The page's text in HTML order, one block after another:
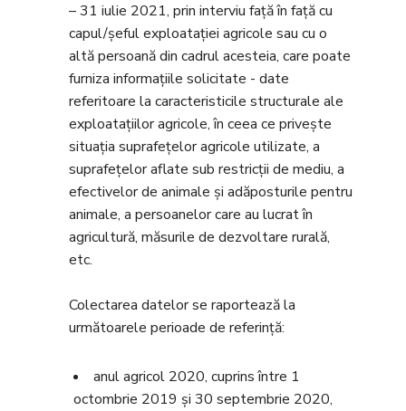
– 31 iulie 2021, prin interviu față în față cu
capul/şeful exploataţiei agricole sau cu o
altă persoană din cadrul acesteia, care poate
furniza informaţiile solicitate - date
referitoare la caracteristicile structurale ale
exploataţiilor agricole, în ceea ce priveşte
situaţia suprafeţelor agricole utilizate, a
suprafeţelor aflate sub restricţii de mediu, a
efectivelor de animale şi adăposturile pentru
animale, a persoanelor care au lucrat în
agricultură, măsurile de dezvoltare rurală,
etc.
Colectarea datelor se raportează la
următoarele perioade de referinţă:
anul agricol 2020, cuprins între 1
octombrie 2019 şi 30 septembrie 2020,